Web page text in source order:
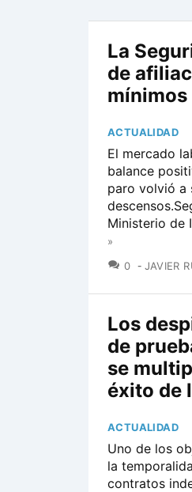
La
de
ACTUALIDAD
El mercado
balance
paro volvió a
Ministerio de
»
0
JAVIER
Los
de
se
éxito de
ACTUALIDAD
Uno de los
la
contratos